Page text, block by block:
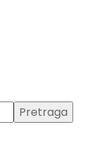
Pretraga